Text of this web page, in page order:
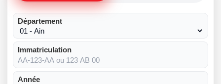
Département
Immatriculation
Année